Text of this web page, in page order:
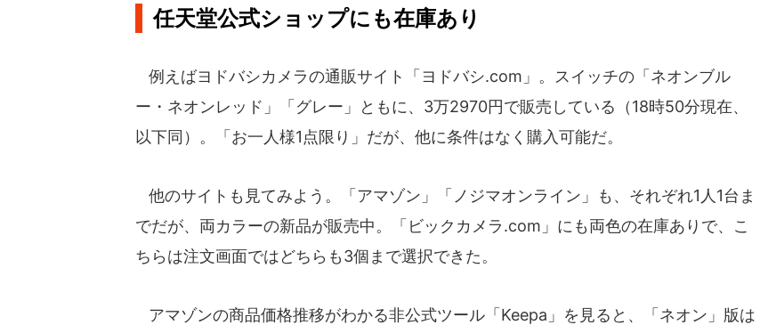
任天堂公式ショップにも在庫あり
例えばヨドバシカメラの通販サイト「ヨドバシ.com」。スイッチの「ネオンブル
ー・ネオンレッド」「グレー」ともに、3万2970円で販売している（18時50分現在、
以下同）。「お一人様1点限り」だが、他に条件はなく購入可能だ。
他のサイトも見てみよう。「アマゾン」「ノジマオンライン」も、それぞれ1人1台ま
でだが、両カラーの新品が販売中。「ビックカメラ.com」にも両色の在庫ありで、こ
ちらは注文画面ではどちらも3個まで選択できた。
アマゾンの商品価格推移がわかる非公式ツール「Keepa」を見ると、「ネオン」版は